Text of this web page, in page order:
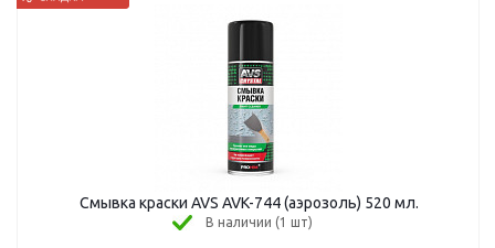
Смывка краски AVS AVK-744 (аэрозоль) 520 мл.
В наличии (1 шт)